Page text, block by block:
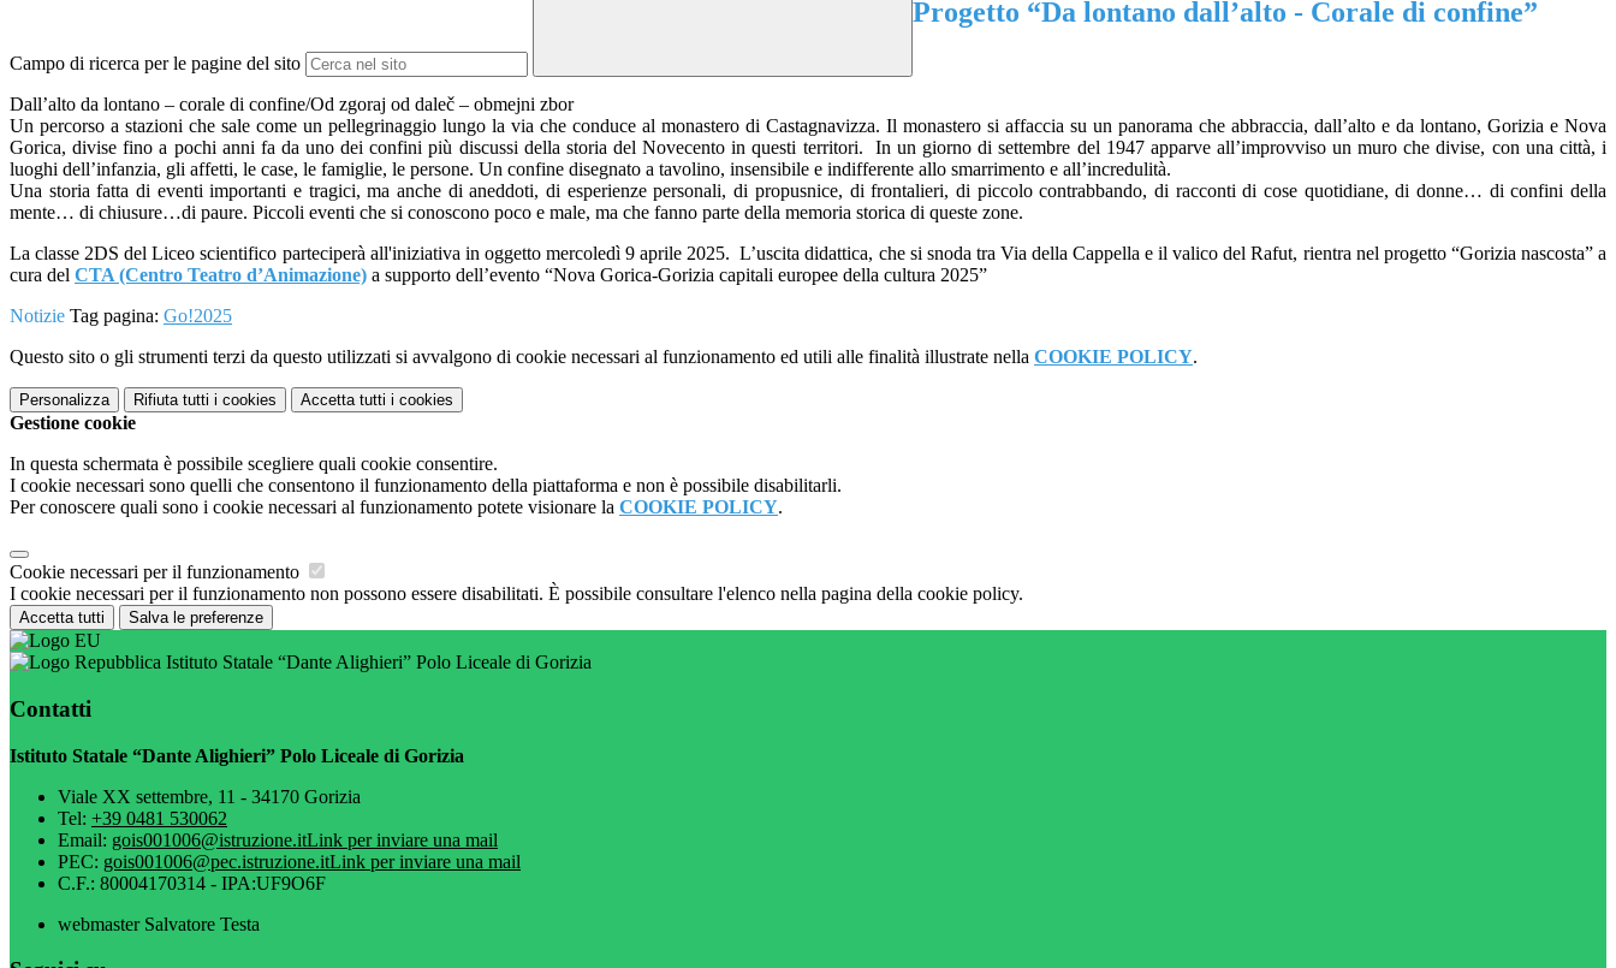
Campo di ricerca per le pagine del sito
Progetto “Da lontano dall’alto - Corale di confine”
Dall’alto da lontano – corale di confine/Od zgoraj od daleč – obmejni zbor
Un percorso a stazioni che sale come un pellegrinaggio lungo la via che conduce al monastero di Castagnavizza. Il monastero si affaccia su un panorama che abbraccia, dall’alto e da lontano, Gorizia e Nova
Gorica, divise fino a pochi anni fa da uno dei confini più discussi della storia del Novecento in questi territori. In un giorno di settembre del 1947 apparve all’improvviso un muro che divise, con una città, i
luoghi dell’infanzia, gli affetti, le case, le famiglie, le persone. Un confine disegnato a tavolino, insensibile e indifferente allo smarrimento e all’incredulità.
Una storia fatta di eventi importanti e tragici, ma anche di aneddoti, di esperienze personali, di propusnice, di frontalieri, di piccolo contrabbando, di racconti di cose quotidiane, di donne… di confini della
mente… di chiusure…di paure. Piccoli eventi che si conoscono poco e male, ma che fanno parte della memoria storica di queste zone.
La classe 2DS del Liceo scientifico parteciperà all'iniziativa in oggetto mercoledì 9 aprile 2025. L’uscita didattica, che si snoda tra Via della Cappella e il valico del Rafut, rientra nel progetto “Gorizia nascosta” a
cura del CTA (Centro Teatro d’Animazione) a supporto dell’evento “Nova Gorica-Gorizia capitali europee della cultura 2025”
Notizie Tag pagina: Go!2025
Questo sito o gli strumenti terzi da questo utilizzati si avvalgono di cookie necessari al funzionamento ed utili alle finalità illustrate nella COOKIE POLICY.
Personalizza Rifiuta tutti i cookies Accetta tutti i cookies
Gestione cookie
In questa schermata è possibile scegliere quali cookie consentire.
I cookie necessari sono quelli che consentono il funzionamento della piattaforma e non è possibile disabilitarli.
Per conoscere quali sono i cookie necessari al funzionamento potete visionare la COOKIE POLICY.
Cookie necessari per il funzionamento
I cookie necessari per il funzionamento non possono essere disabilitati. È possibile consultare l'elenco nella pagina della cookie policy.
Accetta tutti Salva le preferenze
Istituto Statale “Dante Alighieri” Polo Liceale di Gorizia
Contatti
Istituto Statale “Dante Alighieri” Polo Liceale di Gorizia
Viale XX settembre, 11 - 34170 Gorizia
Tel: +39 0481 530062
Email: gois001006@istruzione.itLink per inviare una mail
PEC: gois001006@pec.istruzione.itLink per inviare una mail
C.F.: 80004170314 - IPA:UF9O6F
webmaster Salvatore Testa